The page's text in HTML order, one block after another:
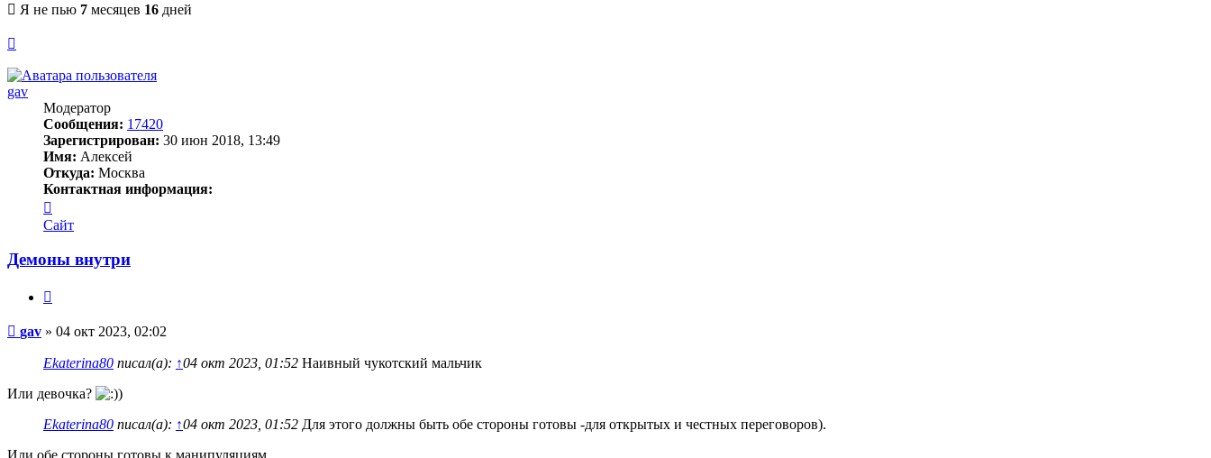
Я не пью 7 месяцев 16 дней
началу
gav
Модератор
Сообщения: 17420
Зарегистрирован: 30 июн 2018, 13:49
Имя: Алексей
Откуда: Москва
Контактная информация:
информация
пользователя
Сайт
Демоны внутри
Сообщение
gav » 04 окт 2023, 02:02
Ekaterina80 писал(а): ↑04 окт 2023, 01:52 Наивный чукотский мальчик
Или девочка?
Ekaterina80 писал(а): ↑04 окт 2023, 01:52 Для этого должны быть обе стороны готовы -для открытых и честных переговоров).